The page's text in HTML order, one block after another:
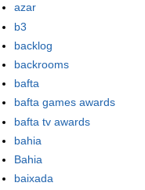
azar
b3
backlog
backrooms
bafta
bafta games awards
bafta tv awards
bahia
Bahia
baixada